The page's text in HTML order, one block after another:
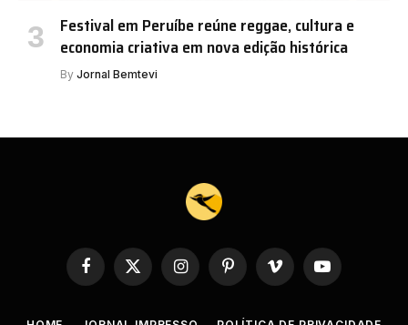
Festival em Peruíbe reúne reggae, cultura e
economia criativa em nova edição histórica
By Jornal Bemtevi
Facebook
X
(Twitter)
InstagramPinterestVimeo YouTube